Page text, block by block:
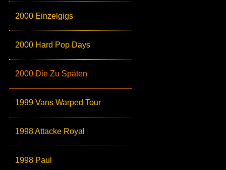
2000 Einzelgigs
2000 Hard Pop Days
2000 Die Zu Späten
1999 Vans Warped Tour
1998 Attacke Royal
1998 Paul